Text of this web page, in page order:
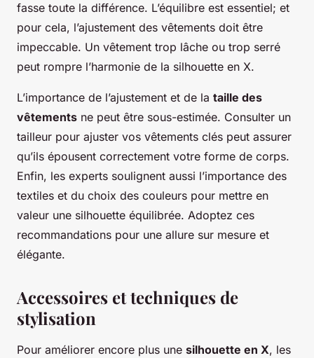
fasse toute la différence. L’équilibre est essentiel; et
pour cela, l’ajustement des vêtements doit être
impeccable. Un vêtement trop lâche ou trop serré
peut rompre l’harmonie de la silhouette en X.
L’importance de l’ajustement et de la taille des
vêtements ne peut être sous-estimée. Consulter un
tailleur pour ajuster vos vêtements clés peut assurer
qu’ils épousent correctement votre forme de corps.
Enfin, les experts soulignent aussi l’importance des
textiles et du choix des couleurs pour mettre en
valeur une silhouette équilibrée. Adoptez ces
recommandations pour une allure sur mesure et
élégante.
Accessoires et techniques de
stylisation
Pour améliorer encore plus une silhouette en X, les